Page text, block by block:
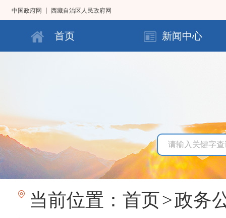
中国政府网 西藏自治区人民政府网
首页 新闻中心
当前位置： 首页>政务